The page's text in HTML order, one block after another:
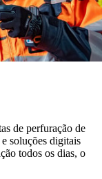
de perfuração de
soluções digitais
todos os dias, o